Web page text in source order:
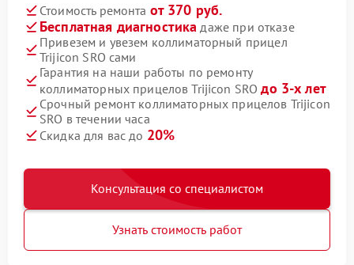
Стоимость ремонта от 370 руб.
Бесплатная диагностика даже при отказе
Привезем и увезем коллиматорный прицел
Trijicon SRO сами
Гарантия на наши работы по ремонту
коллиматорных прицелов Trijicon SROдо 3-х лет
Срочный ремонт коллиматорных прицелов Trijicon
SRO в течении часа
Скидка для вас до 20%
Консультация со специалистом
Узнать стоимость работ